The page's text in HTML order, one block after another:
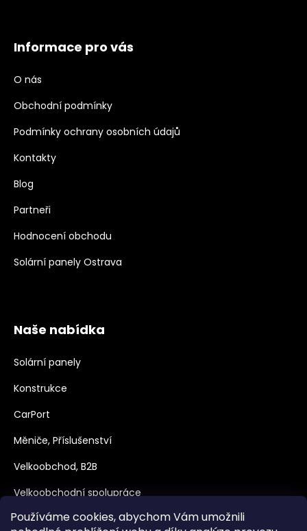
Používáme cookies, abychom Vám umožnili
Informace pro vás
O nás
Obchodní podmínky
Podmínky ochrany osobních údajů
Kontakty
Blog
Partneři
Hodnocení obchodu
Solární panely Ostrava
Naše nabídka
Solární panely
Konstrukce
CarPort
Měniče, Příslušenství
Velkoobchod, B2B
Velkoobchodní spolupráce
Dotace